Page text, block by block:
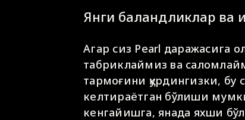
Янги баландликлар ва
Агар сиз Pearl даражасига
табриклаймиз ва
тармоғини қурдингизки, бу
келтираётган бўлиши
кенгайишга, янада яхши